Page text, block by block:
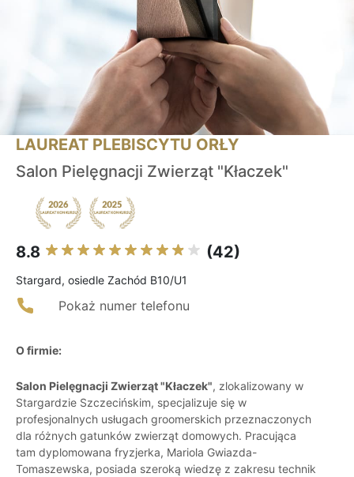
LAUREAT PLEBISCYTU ORŁY
Salon Pielęgnacji Zwierząt "Kłaczek"
8.8 (42)
Stargard, osiedle Zachód B10/U1
Pokaż numer telefonu
O firmie:
Salon Pielęgnacji Zwierząt "Kłaczek", zlokalizowany w
Stargardzie Szczecińskim, specjalizuje się w
profesjonalnych usługach groomerskich przeznaczonych
dla różnych gatunków zwierząt domowych. Pracująca
tam dyplomowana fryzjerka, Mariola Gwiazda-
Tomaszewska, posiada szeroką wiedzę z zakresu technik